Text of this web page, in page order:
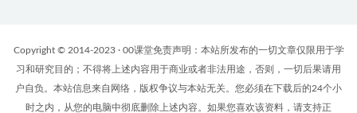
Copyright © 2014-2023 · 00课堂免责声明：本站所发布的一切文章仅限用于学
习和研究目的；不得将上述内容用于商业或者非法用途，否则，一切后果请用
户自负。本站信息来自网络，版权争议与本站无关。您必须在下载后的24个小
时之内，从您的电脑中彻底删除上述内容。如果您喜欢该资料，请支持正